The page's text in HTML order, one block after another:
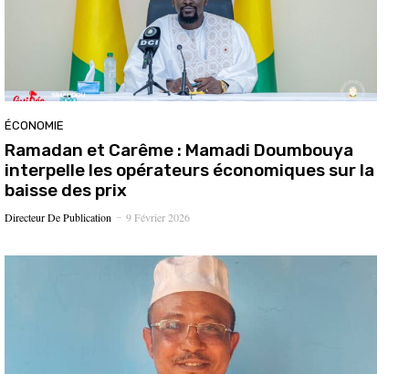
ÉCONOMIE
Ramadan et Carême : Mamadi Doumbouya
interpelle les opérateurs économiques sur la
baisse des prix
Directeur De Publication - 9 Février 2026